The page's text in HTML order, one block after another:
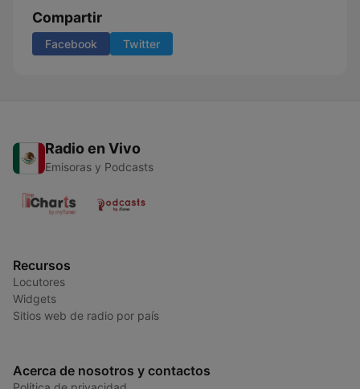
Compartir
Facebook Twitter
Radio en Vivo
Emisoras y Podcasts
Recursos
Locutores
Widgets
Sitios web de radio por país
Acerca de nosotros y contactos